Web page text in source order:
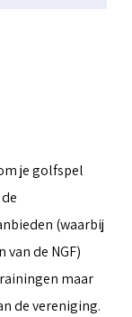
je golfspel
(waarbij
de NGF)
maar
de vereniging.